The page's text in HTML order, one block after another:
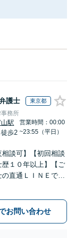
護士 東京都
務所
駅
歩2
営業時間：00:00
~23:55（平日）
相談可】【初回相談
１０年以上】【ご
直通ＬＩＮＥでい
クトラブルに注力】
お問い合わせ